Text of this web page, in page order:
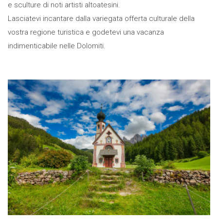
e sculture di noti artisti altoatesini.
Lasciatevi incantare dalla variegata offerta culturale della
vostra regione turistica e godetevi una vacanza
indimenticabile nelle Dolomiti.